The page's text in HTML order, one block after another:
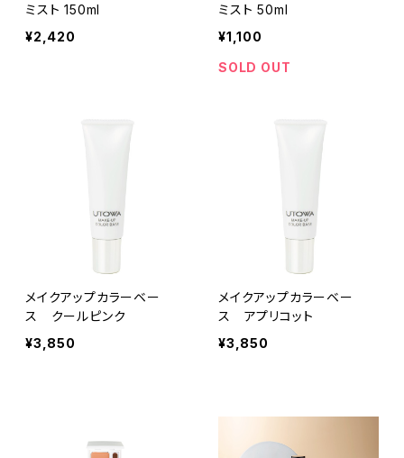
ミスト 150ml
¥2,420
ミスト 50ml
¥1,100
SOLD OUT
メイクアップカラーベー
ス クールピンク
¥3,850
メイクアップカラーベー
ス アプリコット
¥3,850